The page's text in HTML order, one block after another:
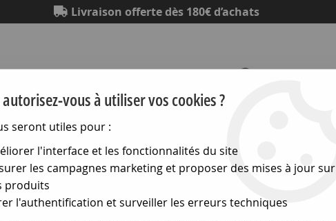
Livraison offerte dès 180€ d’achats
fluorescents>*g13 26x1500 58w rouge (131297)
vous à utiliser vos cookies ?
seront utiles pour :
l'interface et les fonctionnalités du site
les campagnes marketing et proposer des mises à jour sur
produits
l'authentification et surveiller les erreurs techniques